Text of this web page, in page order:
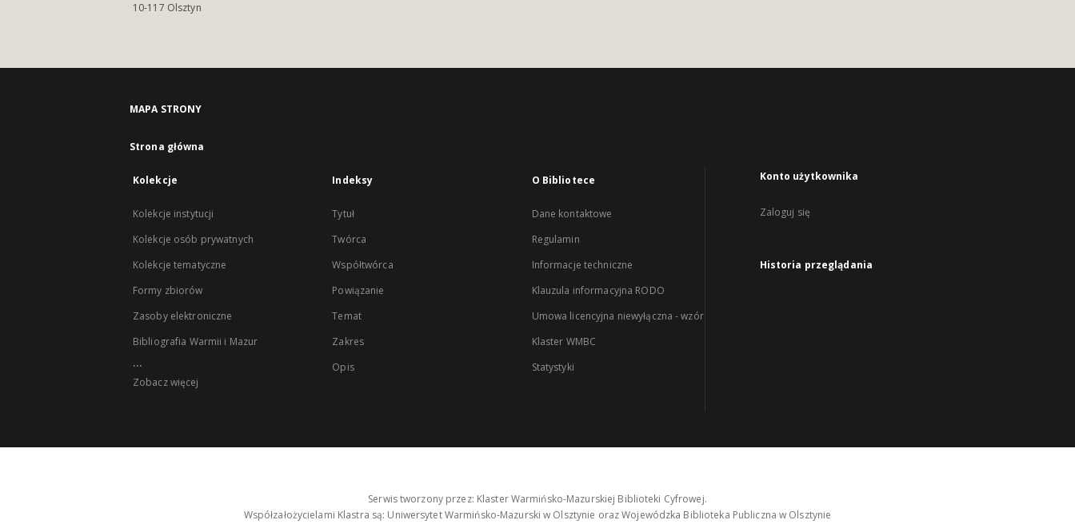
10-117 Olsztyn
MAPA STRONY
Strona główna
Kolekcje
Kolekcje instytucji
Kolekcje osób prywatnych
Kolekcje tematyczne
Formy zbiorów
Zasoby elektroniczne
Bibliografia Warmii i Mazur
...
Zobacz więcej
Indeksy
Tytuł
Twórca
Współtwórca
Powiązanie
Temat
Zakres
Opis
O Bibliotece
Dane kontaktowe
Regulamin
Informacje techniczne
Klauzula informacyjna RODO
Umowa licencyjna niewyłączna - wzór
Klaster WMBC
Statystyki
Konto użytkownika
Zaloguj się
Historia przeglądania
Serwis tworzony przez: Klaster Warmińsko-Mazurskiej Biblioteki Cyfrowej.
Współzałożycielami Klastra są: Uniwersytet Warmińsko-Mazurski w Olsztynie oraz Wojewódzka Biblioteka Publiczna w Olsztynie